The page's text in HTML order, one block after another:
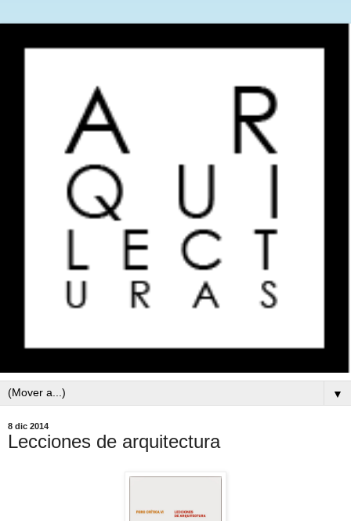
▼
8 dic 2014
Lecciones de arquitectura